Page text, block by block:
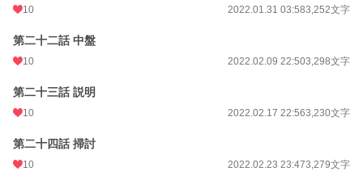
10 2022.01.31 03:583,252文字
第二十二話 中盤
10 2022.02.09 22:503,298文字
第二十三話 説明
10 2022.02.17 22:563,230文字
第二十四話 掃討
10 2022.02.23 23:473,279文字